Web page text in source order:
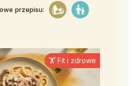
przepisu:
🏋️ Fit i zdrowe